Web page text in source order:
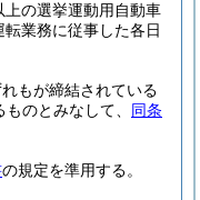
の選挙運動用自動車
業務に従事した各日
もが締結されている
のとみなして、 同条
の規定を準用する。